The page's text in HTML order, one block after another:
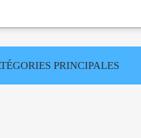
PRINCIPALES